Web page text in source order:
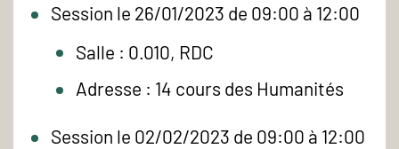
Session le 26/01/2023 de 09:00 à 12:00
Salle : 0.010, RDC
Adresse : 14 cours des Humanités
Session le 02/02/2023 de 09:00 à 12:00